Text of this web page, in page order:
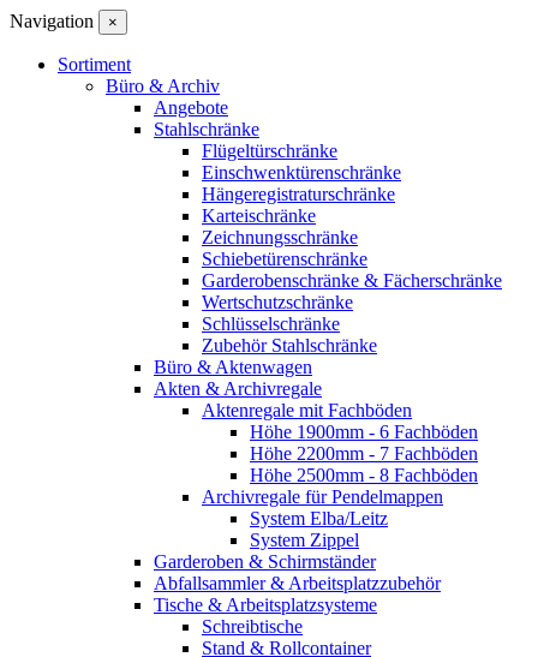
Navigation ×
Sortiment
Büro & Archiv
Angebote
Stahlschränke
Flügeltürschränke
Einschwenktürenschränke
Hängeregistraturschränke
Karteischränke
Zeichnungsschränke
Schiebetürenschränke
Garderobenschränke & Fächerschränke
Wertschutzschränke
Schlüsselschränke
Zubehör Stahlschränke
Büro & Aktenwagen
Akten & Archivregale
Aktenregale mit Fachböden
Höhe 1900mm - 6 Fachböden
Höhe 2200mm - 7 Fachböden
Höhe 2500mm - 8 Fachböden
Archivregale für Pendelmappen
System Elba/Leitz
System Zippel
Garderoben & Schirmständer
Abfallsammler & Arbeitsplatzzubehör
Tische & Arbeitsplatzsysteme
Schreibtische
Stand & Rollcontainer